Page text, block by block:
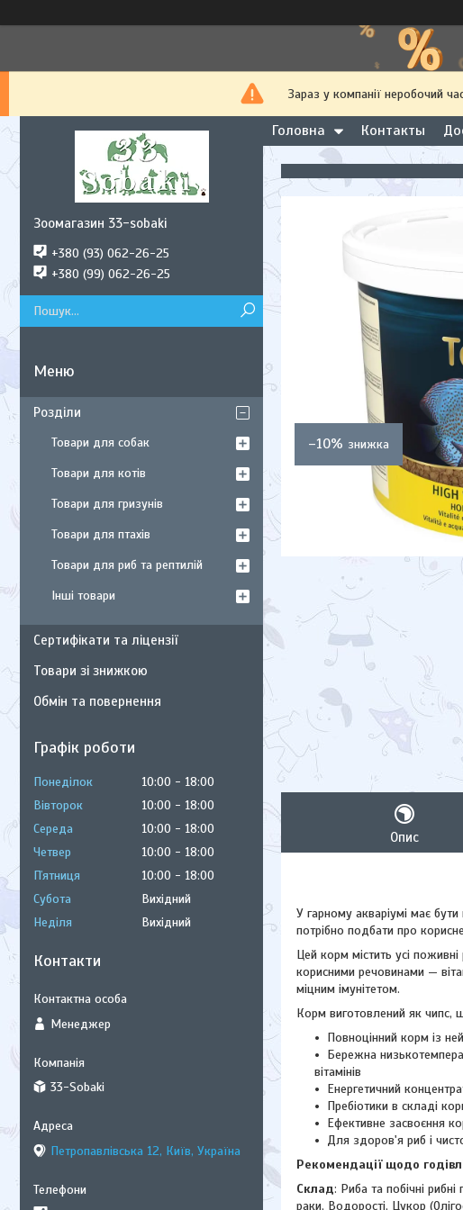
Зараз у компанії неробочий
Головна Контакты
–10%
Опис
У гарному акваріумі має
потрібно подбати про
Цей корм містить усі
корисними речовинами —
міцним імунітетом.
Корм виготовлений як чипс,
Повноцінний корм із
Бережна
вітамінів
Енергетичний
Пребіотики в складі
Ефективне засвоєння
Для здоров'я риб і
Рекомендації щодо
Склад: Риба та побічні
раки, Водорості, Цукор
Зоомагазин 33-sobaki
+380 (93) 062-26-25
+380 (99) 062-26-25
Розділи
Товари для собак
Товари для котів
Товари для гризунів
Товари для птахів
Товари для риб та рептилій
Інші товари
Сертифікати та ліцензії
Товари зі знижкою
Обмін та повернення
Графік роботи
Понеділок 10:00
18:00
Вівторок
10:00
18:00
Середа
10:00
18:00
Четвер
10:00
18:00
Пʼятниця
10:00
18:00
Субота
Вихідний
Неділя
Вихідний
Контакти
Менеджер
33-Sobaki
Петропавлівська 12, Київ, Україна